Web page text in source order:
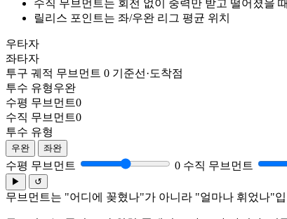
수직 무브먼트는 회전 없이 중력만 받고 떨어졌을
릴리스 포인트는 좌/우완 리그 평균 위치
우타자
좌타자
투구 궤적 무브먼트 0 기준선·도착점
투수 유형우완
수평 무브먼트0
수직 무브먼트0
투수 유형
우완 좌완
수평 무브먼트 0 수직 무브먼트
▶ ↺
무브먼트는 "어디에 꽂혔나"가 아니라 "얼마나 휘었나"